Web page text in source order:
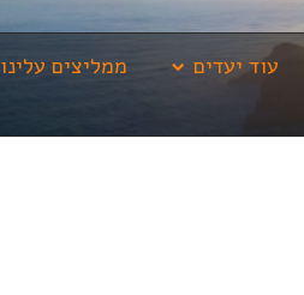
עוד יעדים ממליצים עלינו